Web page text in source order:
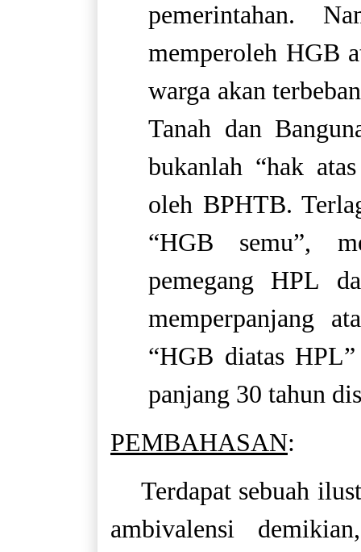
pemerintahan.
memperoleh HGB
warga akan
Tanah dan
bukanlah “hak
oleh BPHTB.
“HGB semu”,
pemegang HPL
memperpanjang
“HGB diatas
panjang 30 tahun
PEMBAHASAN:
Terdapat sebuah
ambivalensi